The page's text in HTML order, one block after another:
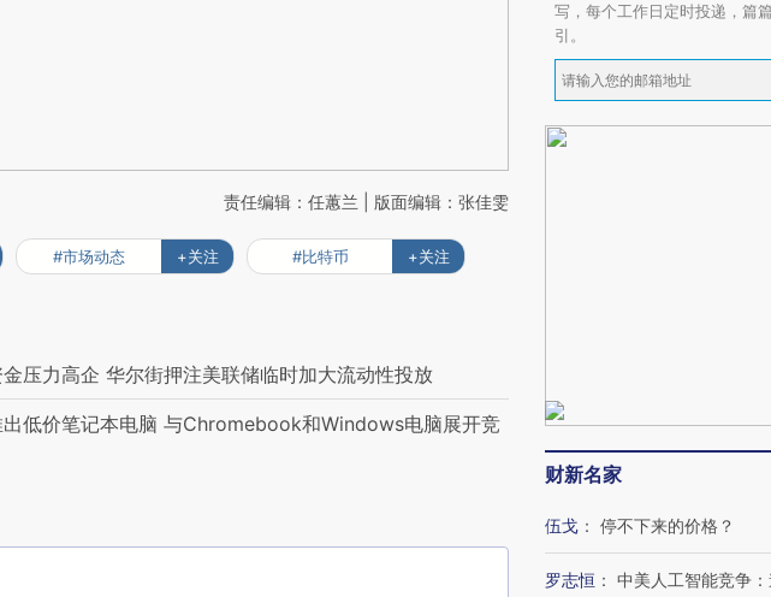
责任编辑：任蕙兰 | 版面编辑：张佳雯
#市场动态 +关注 #比特币 +关注
压力高企 华尔街押注美联储临时加大流动性投放
低价笔记本电脑 与Chromebook和Windows电脑展开竞
写，每个工作日定时投递，篇
引。
财新名家
伍戈 ： 停不下来的价格？
罗志恒 ： 中美人工智能竞争